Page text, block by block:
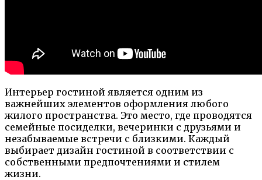
Интерьер гостиной является одним из
важнейших элементов оформления любого
жилого пространства. Это место, где проводятся
семейные посиделки, вечеринки с друзьями и
незабываемые встречи с близкими. Каждый
выбирает дизайн гостиной в соответствии с
собственными предпочтениями и стилем
жизни.